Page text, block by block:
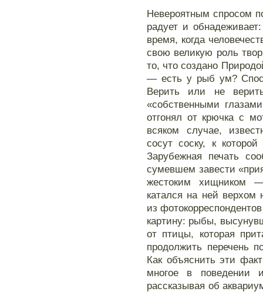
Невероятным спросом
радует и
время, когда
свою великую роль
то, что создано
— есть у рыб ум?
Верить или не
«собственными
отгонял от крючка с
всяком случае,
сосут соску, к
Зарубежная печать
сумевшем завести
жестоким хищником
катался на ней верхом
из
картину: рыбы,
от птицы, которая
продолжить перечень
Как объяснить эти
многое в поведении
рассказывая об